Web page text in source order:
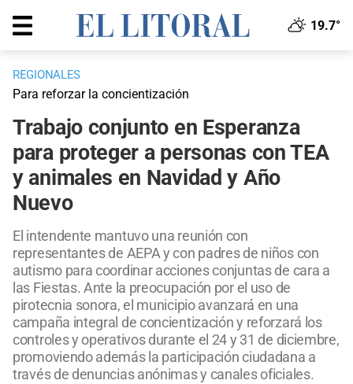
19.7°
REGIONALES
Para reforzar la concientización
Trabajo conjunto en Esperanza
para proteger a personas con TEA
y animales en Navidad y Año
Nuevo
El intendente mantuvo una reunión con
representantes de AEPA y con padres de niños con
autismo para coordinar acciones conjuntas de cara a
las Fiestas. Ante la preocupación por el uso de
pirotecnia sonora, el municipio avanzará en una
campaña integral de concientización y reforzará los
controles y operativos durante el 24 y 31 de diciembre,
promoviendo además la participación ciudadana a
través de denuncias anónimas y canales oficiales.